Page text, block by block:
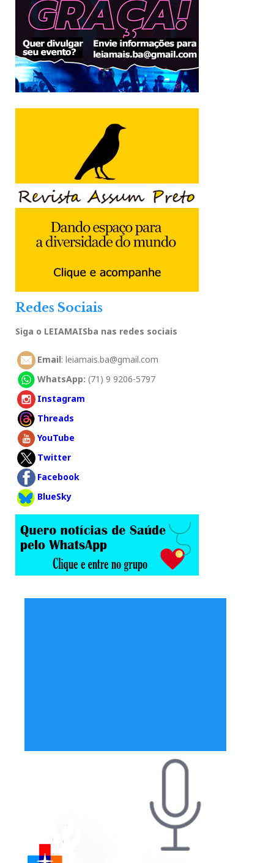
Redes Sociais
Siga o LEIAMAISba nas redes sociais
Email: leiamais.ba@gmail.com
WhatsApp: (71) 9 9206-5797
Instagram
Threads
YouTube
Twitter
Facebook
BlueSky